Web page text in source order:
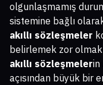
olgunlaşmamış
sistemine bağlı
akıllı sözleşmeler
belirlemek zor
akıllı sözleşmelerin
açısından büyük bir